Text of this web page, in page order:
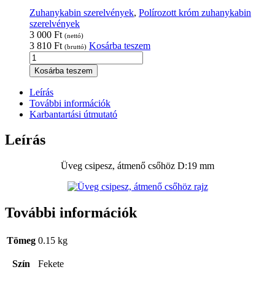
Zuhanykabin szerelvények, Polírozott króm zuhanykabin
szerelvények
3 000 Ft (nettó)
3 810 Ft (bruttó) Kosárba teszem
Üveg
csipesz,
átmenő
csőhöz
POLÍROZOTT
mennyiség
Kosárba teszem
Leírás
További információk
Karbantartási útmutató
Leírás
Üveg csipesz, átmenő csőhöz D:19 mm
További információk
Tömeg 0.15 kg
Szín Fekete